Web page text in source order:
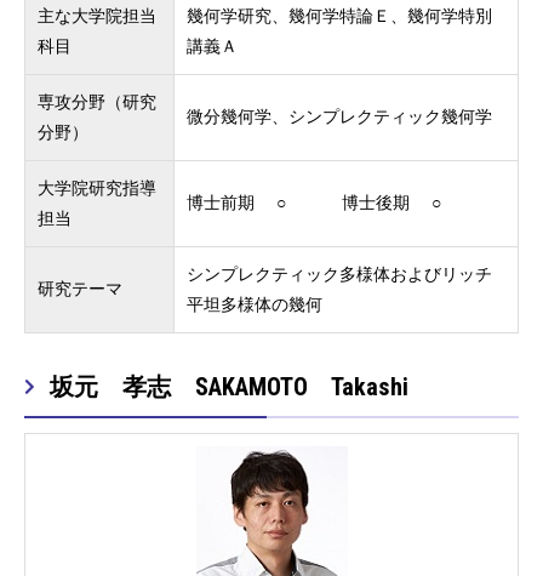
主な大学院担当
科目
幾何学研究、幾何学特論Ｅ、幾何学特別
講義Ａ
専攻分野（研究
分野）
微分幾何学、シンプレクティック幾何学
大学院研究指導
担当
博士前期 ○ 博士後期 ○
研究テーマ
シンプレクティック多様体およびリッチ
平坦多様体の幾何
坂元 孝志 SAKAMOTO Takashi